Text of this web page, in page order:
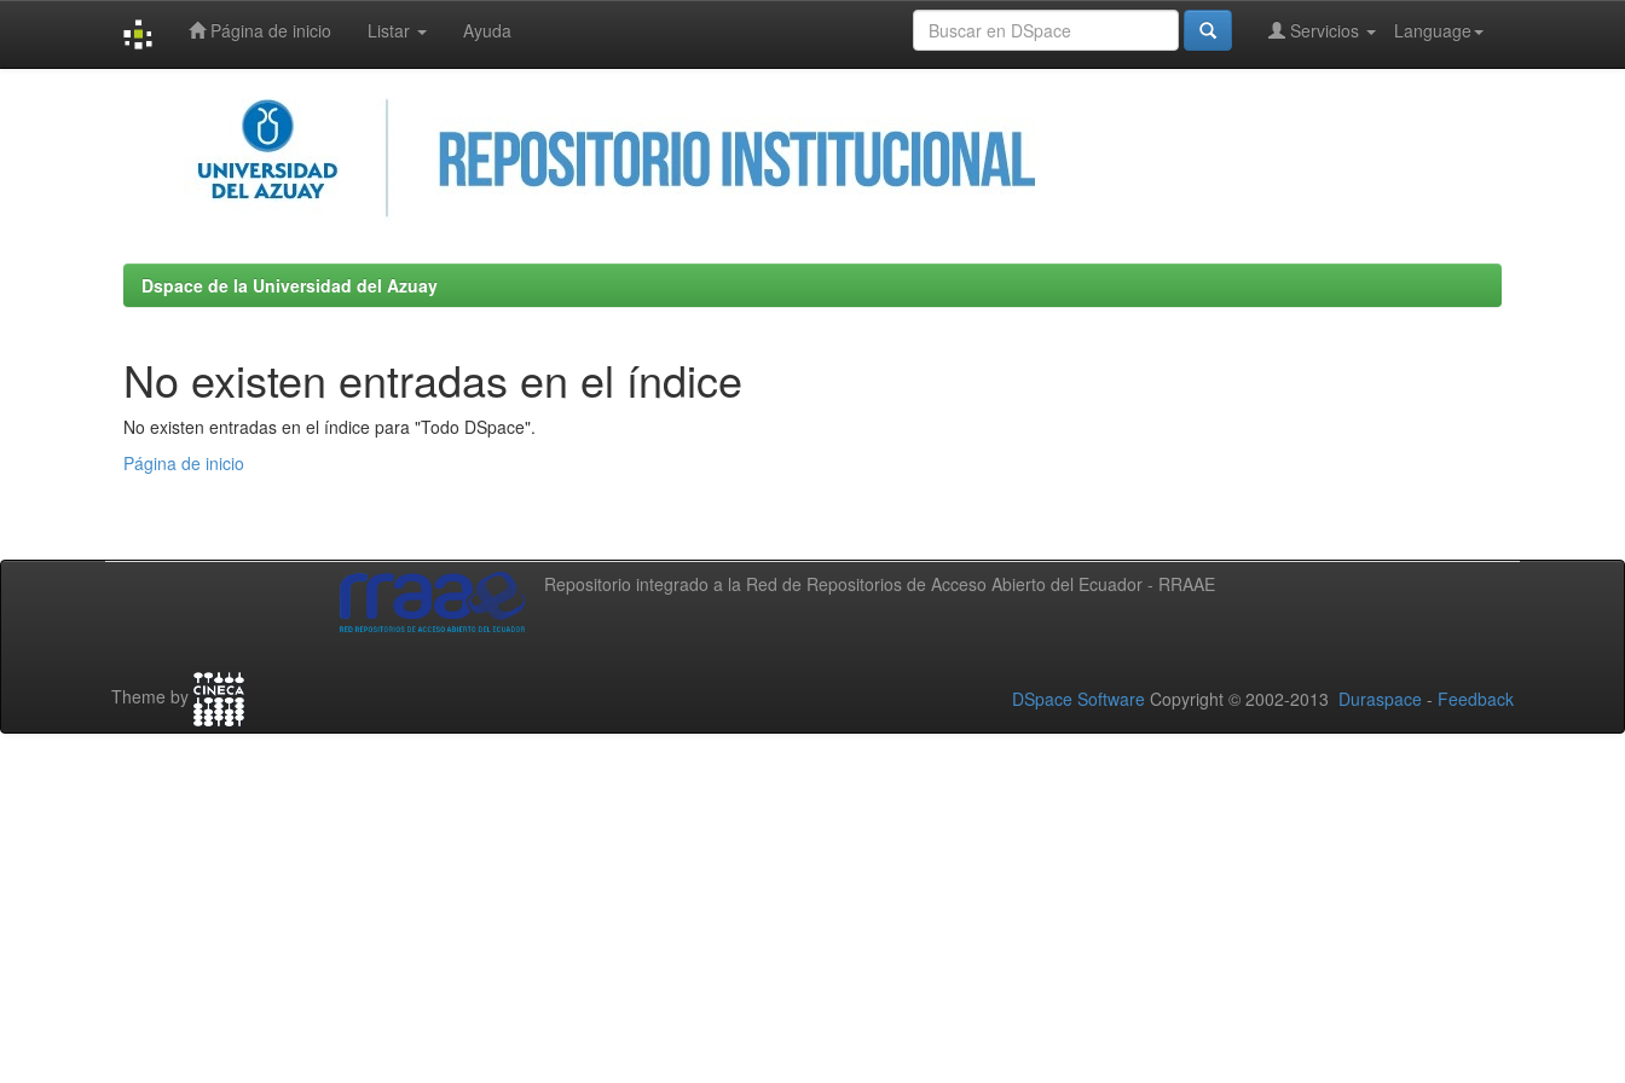
Página de inicio Listar Ayuda Language
Servicios
Dspace de la Universidad del Azuay
No existen entradas en el índice
No existen entradas en el índice para "Todo DSpace".
Página de inicio
Repositorio integrado a la Red de Repositorios de Acceso Abierto del Ecuador - RRAAE
Theme by DSpace Software Copyright © 2002-2013 Duraspace - Feedback